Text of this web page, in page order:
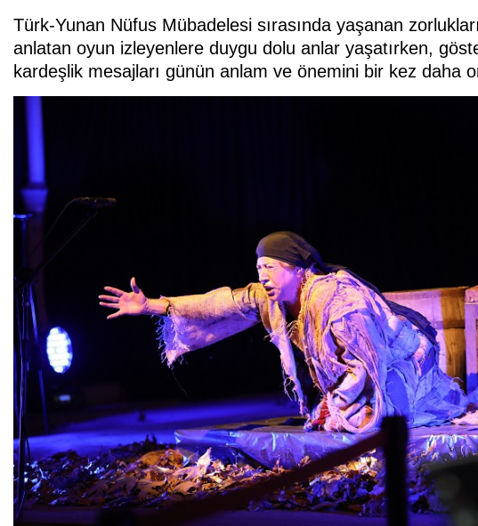
Türk-Yunan Nüfus Mübadelesi sırasında yaşanan
anlatan oyun izleyenlere duygu dolu anlar yaşatırken,
kardeşlik mesajları günün anlam ve önemini bir kez daha